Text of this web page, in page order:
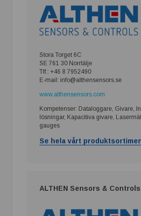
Stora Torget 6C
SE 761 30 Norrtälje
Tlf.: +46 8 7952490
E-mail: info@althensensors.se
www.althensensors.com
Kompetenser: Dataloggare, Givare,
lösningar, Kapacitiva givare,
gauges
Se hela vårt
ALTHEN Sensors & Controls